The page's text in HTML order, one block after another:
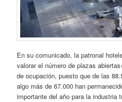
En su comunicado, la patronal
valorar el número de plazas
de ocupación, puesto que de las
algo más de 67.000 han
importante del año para la industria